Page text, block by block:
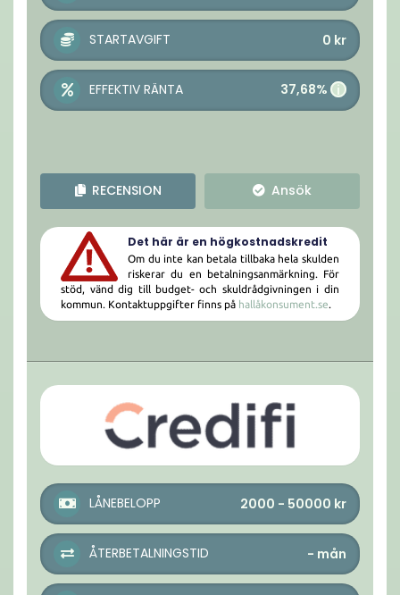
STARTAVGIFT 0 kr
EFFEKTIV RÄNTA 37,68% i
RECENSION Ansök
Det här är en högkostnadskredit
Om du inte kan betala tillbaka hela skulden
riskerar du en betalningsanmärkning. För
stöd, vänd dig till budget- och skuldrådgivningen i din
kommun. Kontaktuppgifter finns på hallåkonsument.se.
LÅNEBELOPP 2000 - 50000 kr
ÅTERBETALNINGSTID - mån